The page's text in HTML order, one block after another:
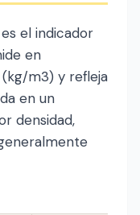
el indicador
en
m3) y refleja
en un
densidad,